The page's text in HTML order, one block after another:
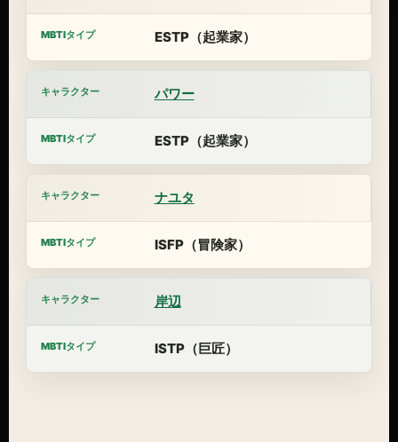
ESTP（起業家）
パワー
ESTP（起業家）
ナユタ
ISFP（冒険家）
岸辺
ISTP（巨匠）